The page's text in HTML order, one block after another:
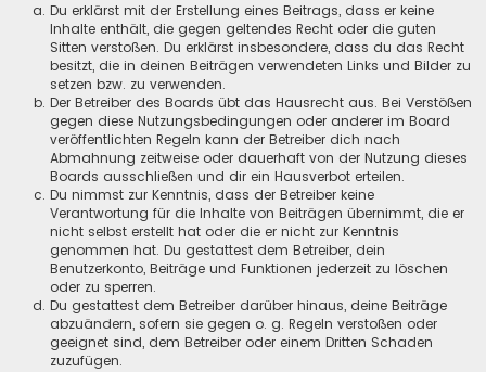
Du erklärst mit der Erstellung eines Beitrags, dass er keine
Inhalte enthält, die gegen geltendes Recht oder die guten
Sitten verstoßen. Du erklärst insbesondere, dass du das Recht
besitzt, die in deinen Beiträgen verwendeten Links und Bilder zu
setzen bzw. zu verwenden.
Der Betreiber des Boards übt das Hausrecht aus. Bei Verstößen
gegen diese Nutzungsbedingungen oder anderer im Board
veröffentlichten Regeln kann der Betreiber dich nach
Abmahnung zeitweise oder dauerhaft von der Nutzung dieses
Boards ausschließen und dir ein Hausverbot erteilen.
Du nimmst zur Kenntnis, dass der Betreiber keine
Verantwortung für die Inhalte von Beiträgen übernimmt, die er
nicht selbst erstellt hat oder die er nicht zur Kenntnis
genommen hat. Du gestattest dem Betreiber, dein
Benutzerkonto, Beiträge und Funktionen jederzeit zu löschen
oder zu sperren.
Du gestattest dem Betreiber darüber hinaus, deine Beiträge
abzuändern, sofern sie gegen o. g. Regeln verstoßen oder
geeignet sind, dem Betreiber oder einem Dritten Schaden
zuzufügen.